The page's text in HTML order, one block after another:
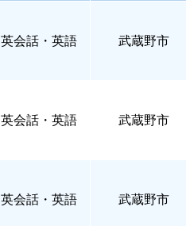
英会話・英語 武蔵野市
英会話・英語 武蔵野市
英会話・英語 武蔵野市